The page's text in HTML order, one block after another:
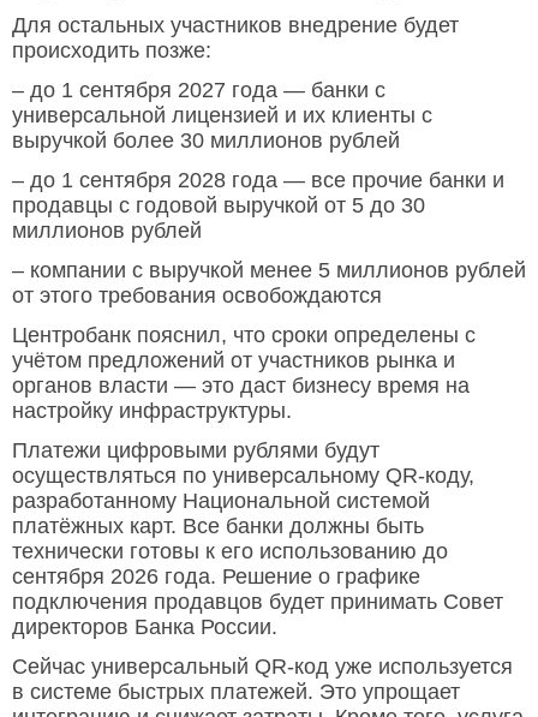
Для остальных участников внедрение будет
происходить позже:
– до 1 сентября 2027 года — банки с
универсальной лицензией и их клиенты с
выручкой более 30 миллионов рублей
– до 1 сентября 2028 года — все прочие банки и
продавцы с годовой выручкой от 5 до 30
миллионов рублей
– компании с выручкой менее 5 миллионов рублей
от этого требования освобождаются
Центробанк пояснил, что сроки определены с
учётом предложений от участников рынка и
органов власти — это даст бизнесу время на
настройку инфраструктуры.
Платежи цифровыми рублями будут
осуществляться по универсальному QR-коду,
разработанному Национальной системой
платёжных карт. Все банки должны быть
технически готовы к его использованию до
сентября 2026 года. Решение о графике
подключения продавцов будет принимать Совет
директоров Банка России.
Сейчас универсальный QR-код уже используется
в системе быстрых платежей. Это упрощает